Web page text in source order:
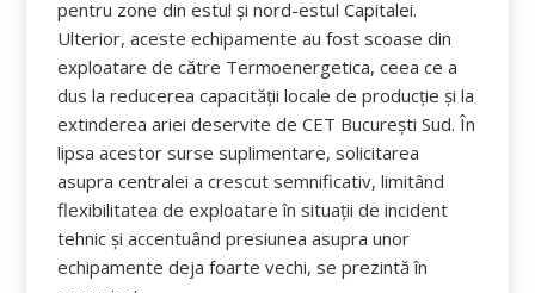
pentru zone din estul și nord-estul Capitalei.
Ulterior, aceste echipamente au fost scoase din
exploatare de către Termoenergetica, ceea ce a
dus la reducerea capacității locale de producție și la
extinderea ariei deservite de CET București Sud. În
lipsa acestor surse suplimentare, solicitarea
asupra centralei a crescut semnificativ, limitând
flexibilitatea de exploatare în situații de incident
tehnic și accentuând presiunea asupra unor
echipamente deja foarte vechi, se prezintă în